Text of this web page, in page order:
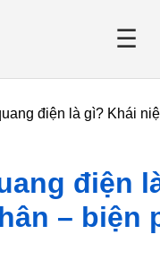
☰
điện là gì? Khái
điện
– biện